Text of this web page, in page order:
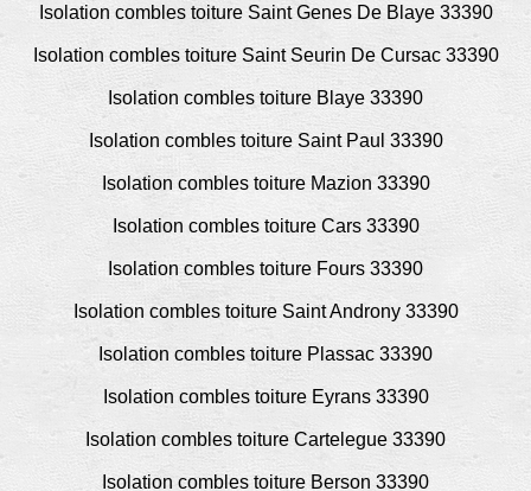
Isolation combles toiture Saint Genes De Blaye 33390
Isolation combles toiture Saint Seurin De Cursac 33390
Isolation combles toiture Blaye 33390
Isolation combles toiture Saint Paul 33390
Isolation combles toiture Mazion 33390
Isolation combles toiture Cars 33390
Isolation combles toiture Fours 33390
Isolation combles toiture Saint Androny 33390
Isolation combles toiture Plassac 33390
Isolation combles toiture Eyrans 33390
Isolation combles toiture Cartelegue 33390
Isolation combles toiture Berson 33390